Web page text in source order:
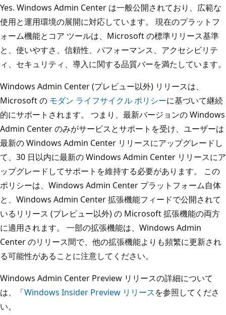
Yes. Windows Admin Center は一般公開されており、広範な
使用と運用環境の展開に対応しています。 現在のプラットフ
ォーム機能とコア ツールは、Microsoft の標準リリース基準
と、使いやすさ、信頼性、パフォーマンス、アクセシビリテ
ィ、セキュリティ、導入に関する品質バーを満たしています。
Windows Admin Center (プレビュー以外) リリースは、
Microsoft の モダン ライフサイクル ポリシーに基づいて継続
的にサポートされます。 つまり、最新バージョンの Windows
Admin Center のみがサービスとサポートを受け、ユーザーは
最新の Windows Admin Center リリースにアップグレードし
て、30 日以内に最新の Windows Admin Center リリースにア
ップグレードしてサポートを維持する必要があります。 この
ポリシーは、Windows Admin Center プラットフォーム自体
と、Windows Admin Center 拡張機能フィードで公開されて
いるリリース (プレビュー以外) の Microsoft 拡張機能の両方
に適用されます。 一部の拡張機能は、Windows Admin
Center のリリース間で、他の拡張機能よりも頻繁に更新され
る可能性があることに注意してください。
Windows Admin Center Preview リリースの詳細について
は、「Windows Insider Preview リリースを参照してくださ
い。